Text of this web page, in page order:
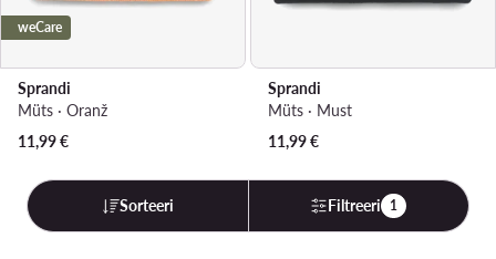
weCare
Sprandi
Müts · Oranž
11,99€
Sprandi
Müts · Must
11,99€
Sorteeri Filtreeri 1